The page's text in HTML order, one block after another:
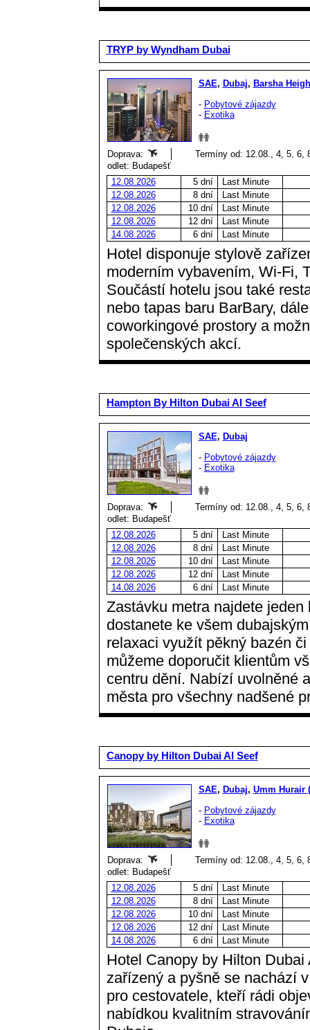
TRYP by Wyndham Dubai
SAE, Dubaj, Barsha
- Pobytové zájazdy
- Exotika
Doprava:
Termíny od: 12.08., 4, 5, 6,
odlet: Budapešť
12.08.2026
5 dní
Last Minute
12.08.2026
8 dní
Last Minute
12.08.2026
10 dní
Last Minute
12.08.2026
12 dní
Last Minute
14.08.2026
6 dní Last Minute
Hotel disponuje stylově
moderním vybavením, Wi-Fi,
Součástí hotelu jsou také
nebo tapas baru BarBary,
coworkingové prostory a
společenských akcí.
Hampton By Hilton Dubai Al Seef
SAE, Dubaj
- Pobytové zájazdy
- Exotika
Doprava:
Termíny od: 12.08., 4, 5, 6,
odlet: Budapešť
12.08.2026
5 dní
Last Minute
12.08.2026
8 dní
Last Minute
12.08.2026
10 dní
Last Minute
12.08.2026
12 dní
Last Minute
14.08.2026
6 dní Last Minute
Zastávku metra najdete
dostanete ke všem
relaxaci využít pěkný bazén
můžeme doporučit klientům
centru dění. Nabízí uvolněné
města pro všechny nadšené
Canopy by Hilton Dubai Al Seef
SAE, Dubaj, Umm Hurair
- Pobytové zájazdy
- Exotika
Doprava:
Termíny od: 12.08., 4, 5, 6,
odlet: Budapešť
12.08.2026
5 dní
Last Minute
12.08.2026
8 dní
Last Minute
12.08.2026
10 dní
Last Minute
12.08.2026
12 dní
Last Minute
14.08.2026
6 dní Last Minute
Hotel Canopy by Hilton
zařízený a pyšně se nachází
pro cestovatele, kteří rádi
nabídkou kvalitním